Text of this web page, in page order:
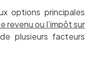
options principales
revenu ou l’impôt sur
plusieurs facteurs